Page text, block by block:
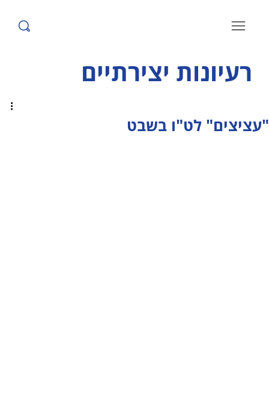
"עציצים" לט"ו בשבט
רעיונות יצירתיים